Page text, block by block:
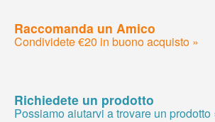
Raccomanda un Amico
Condividete €20 in buono acquisto »
Richiedete un prodotto
Possiamo aiutarvi a trovare un prodotto